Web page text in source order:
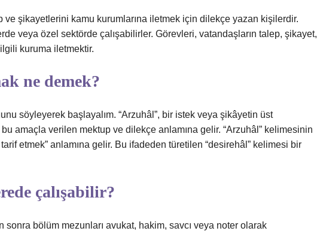
ve şikayetlerini kamu kurumlarına iletmek için dilekçe yazan kişilerdir.
veya özel sektörde çalışabilirler. Görevleri, vatandaşların talep, şikayet,
kuruma iletmektir.
ne demek?
söyleyerek başlayalım. “Arzuhâl”, bir istek veya şikâyetin üst
amaçla verilen mektup ve dilekçe anlamına gelir. “Arzuhâl” kelimesinin
tarif etmek” anlamına gelir. Bu ifadeden türetilen “desirehâl” kelimesi bir
çalışabilir?
sonra bölüm mezunları avukat, hakim, savcı veya noter olarak